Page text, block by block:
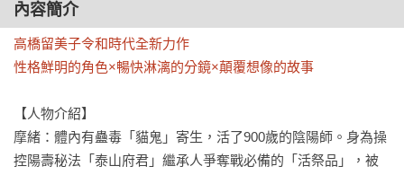
內容簡介
高橋留美子令和時代全新力作
性格鮮明的角色×暢快淋漓的分鏡×顛覆想像的故事
【人物介紹】
摩緒：體內有蠱毒「貓鬼」寄生，活了900歲的陰陽師。身為操
控陽壽秘法「泰山府君」繼承人爭奪戰必備的「活祭品」，被